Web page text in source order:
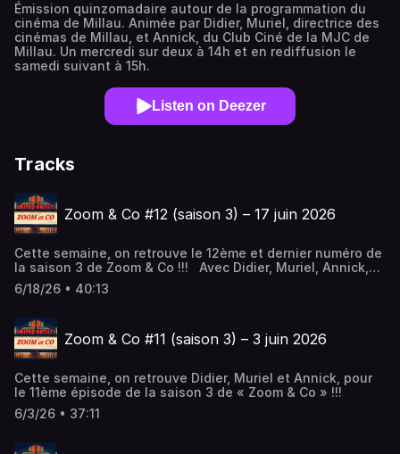
Émission quinzomadaire autour de la programmation du
cinéma de Millau. Animée par Didier, Muriel, directrice des
cinémas de Millau, et Annick, du Club Ciné de la MJC de
Millau. Un mercredi sur deux à 14h et en rediffusion le
samedi suivant à 15h.
Listen on Deezer
Tracks
Zoom & Co #12 (saison 3) – 17 juin 2026
Cette semaine, on retrouve le 12ème et dernier numéro de
la saison 3 de Zoom & Co !!! Avec Didier, Muriel, Annick,
Pierre-Emmanuel et Carmen (en stage au cinéma de
Millau).
6/18/26 • 40:13
Zoom & Co #11 (saison 3) – 3 juin 2026
Cette semaine, on retrouve Didier, Muriel et Annick, pour
le 11ème épisode de la saison 3 de « Zoom & Co » !!!
6/3/26 • 37:11